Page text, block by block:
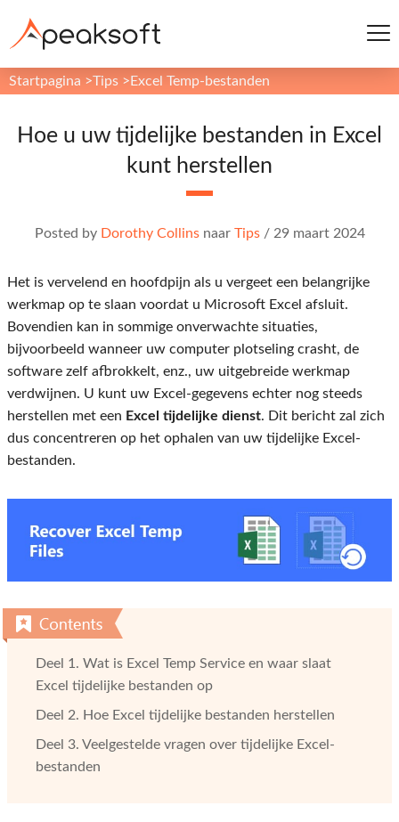
Startpagina >Tips > Excel Temp-bestanden
Hoe u uw tijdelijke bestanden in Excel
kunt herstellen
Posted by Dorothy Collinsnaar Tips/ 29 maart 2024
Het is vervelend en hoofdpijn als u vergeet een belangrijke
werkmap op te slaan voordat u Microsoft Excel afsluit.
Bovendien kan in sommige onverwachte situaties,
bijvoorbeeld wanneer uw computer plotseling crasht, de
software zelf afbrokkelt, enz., uw uitgebreide werkmap
verdwijnen. U kunt uw Excel-gegevens echter nog steeds
herstellen met een Excel tijdelijke dienst. Dit bericht zal zich
dus concentreren op het ophalen van uw tijdelijke Excel-
bestanden.
Deel 1. Wat is Excel Temp Service en waar slaat
Excel tijdelijke bestanden op
Deel 2. Hoe Excel tijdelijke bestanden herstellen
Deel 3. Veelgestelde vragen over tijdelijke Excel-
bestanden